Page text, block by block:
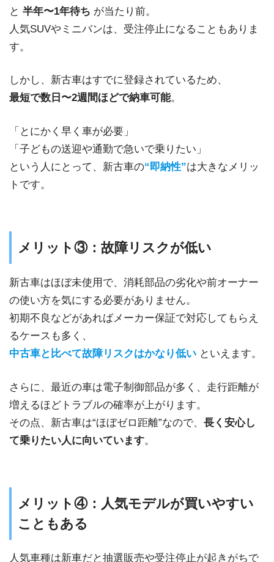
と 半年〜1年待ち が当たり前。
人気SUVやミニバンは、受注停止になることもありま
す。
しかし、新古車はすでに登録されているため、
最短で数日〜2週間ほどで納車可能。
「とにかく早く車が必要」
「子どもの送迎や通勤で急いで乗りたい」
という人にとって、新古車の“即納性”は大きなメリッ
トです。
メリット③：故障リスクが低い
新古車はほぼ未使用で、消耗部品の劣化や前オーナー
の使い方を気にする必要がありません。
初期不良などがあればメーカー保証で対応してもらえ
るケースも多く、
中古車と比べて故障リスクはかなり低い といえます。
さらに、最近の車は電子制御部品が多く、走行距離が
増えるほどトラブルの確率が上がります。
その点、新古車は“ほぼゼロ距離”なので、 長く安心し
て乗りたい人に向いています。
メリット④：人気モデルが買いやすい
こともある
人気車種は新車だと抽選販売や受注停止が起きがちで